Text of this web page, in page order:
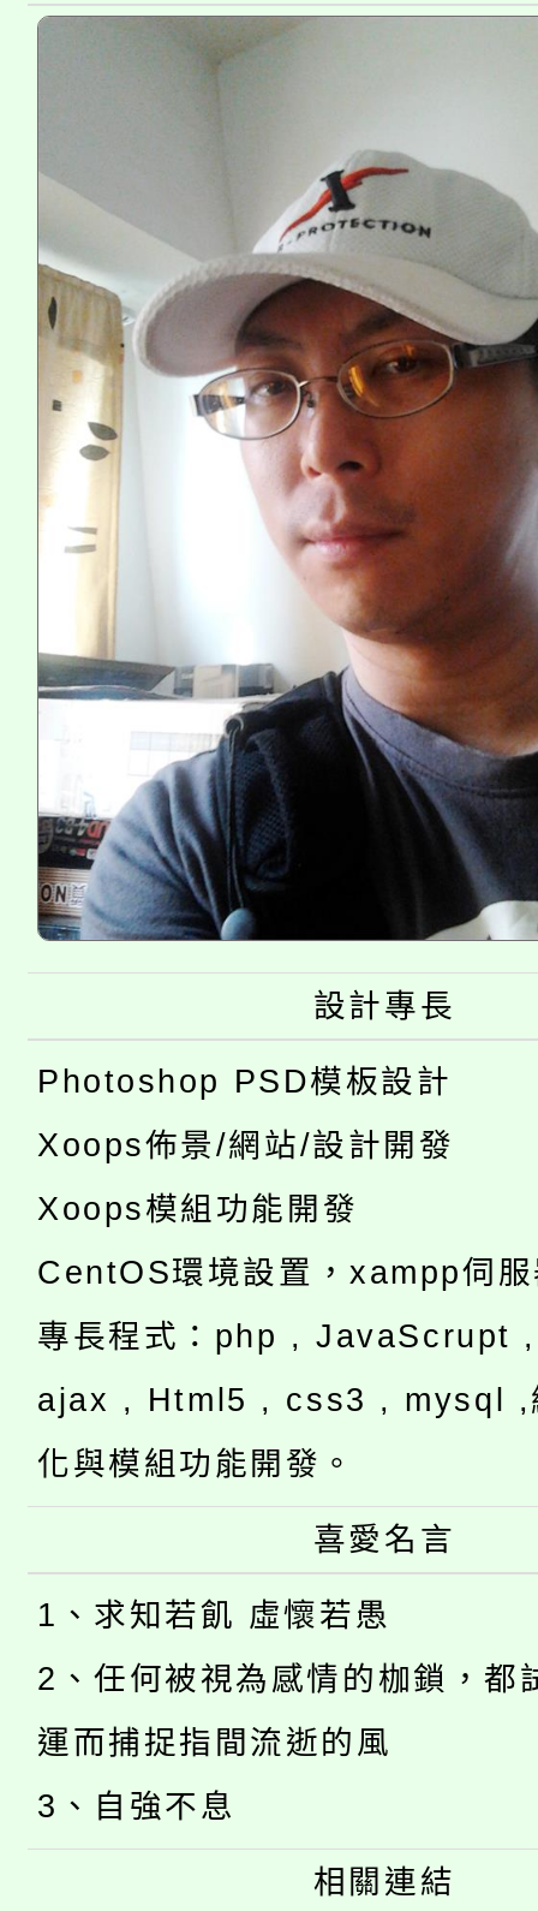
會
115年食農教育專業人
設計專長
Photoshop PSD模板設計
Xoops佈景/網站/設計開發
Xoops模組功能開發
CentOS環境設置，xampp伺
專長程式：php , JavaScrupt
ajax , Html5 , css3 , mysql ,
化與模組功能開發。
喜愛名言
1、求知若飢 虛懷若愚
2、任何被視為感情的枷鎖，都
運而捕捉指間流逝的風
3、自強不息
相關連結